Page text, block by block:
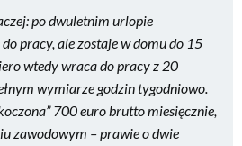
po dwuletnim urlopie
pracy, ale zostaje w domu do 15
wtedy wraca do pracy z 20
wymiarze godzin tygodniowo.
700 euro brutto miesięcznie,
zawodowym – prawie o dwie